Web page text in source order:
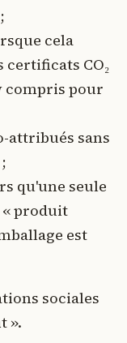
cela
CO₂
compris pour
attribués sans
qu'une seule
« produit
est
sociales
».